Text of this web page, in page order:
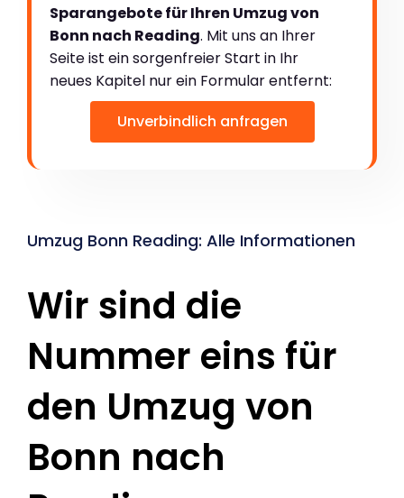
Sparangebote für Ihren Umzug von
Bonn nach Reading. Mit uns an Ihrer
Seite ist ein sorgenfreier Start in Ihr
neues Kapitel nur ein Formular entfernt:
Unverbindlich anfragen
Umzug Bonn Reading: Alle Informationen
Wir sind die
Nummer eins für
den Umzug von
Bonn nach